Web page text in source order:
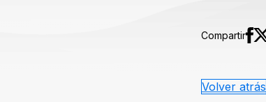
Compartir
Volver atrás